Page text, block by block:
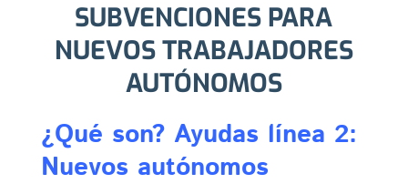
SUBVENCIONES PARA
NUEVOS TRABAJADORES
AUTÓNOMOS
¿Qué son? Ayudas línea 2:
Nuevos autónomos